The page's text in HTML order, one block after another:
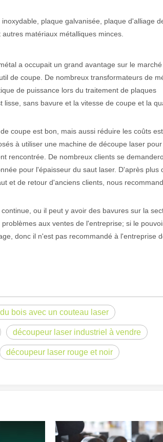
de l'original. Briller à travers le Pacifique
plaque galvanisée, plaque d'alliage
matériaux métalliques minces.
a occupait un grand avantage sur le
de coupe. De nombreux transformateurs de
de puissance lors du traitement de plaques
sans bavure et la vitesse de coupe et la
coupe est bon, mais aussi réduire les coûts
à utiliser une machine de découpe laser pour
rencontrée. De nombreux clients se
pour l'épaisseur du saut laser. D'après plus
et de retour d'anciens clients, nous
ou il peut y avoir des bavures sur la
aux ventes de l'entreprise; si le
donc il n'est pas recommandé à l'entreprise
bois avec un couteau laser
découpeur laser industriel à vendre
découpeur laser rouge et noir